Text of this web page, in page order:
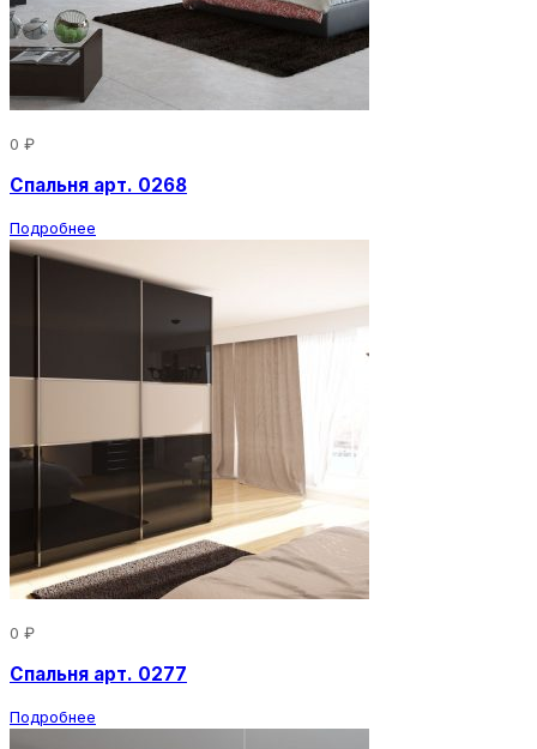
0 ₽
Спальня арт. 0268
Подробнее
0 ₽
Спальня арт. 0277
Подробнее